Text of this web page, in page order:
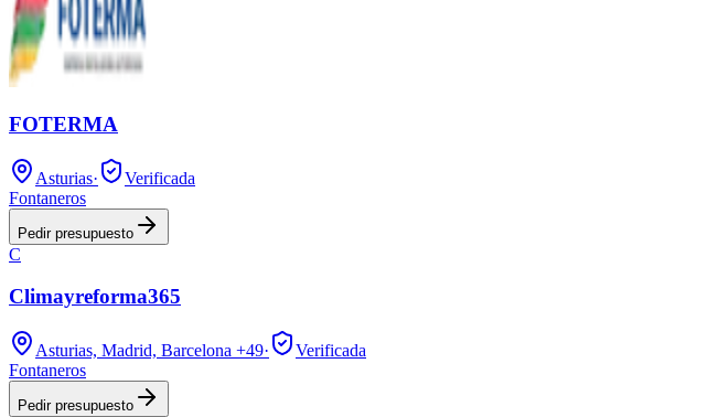
FOTERMA
Asturias·
Verificada
Fontaneros
Pedir presupuesto
C
Climayreforma365
Asturias, Madrid, Barcelona +49·
Verificada
Fontaneros
Pedir presupuesto